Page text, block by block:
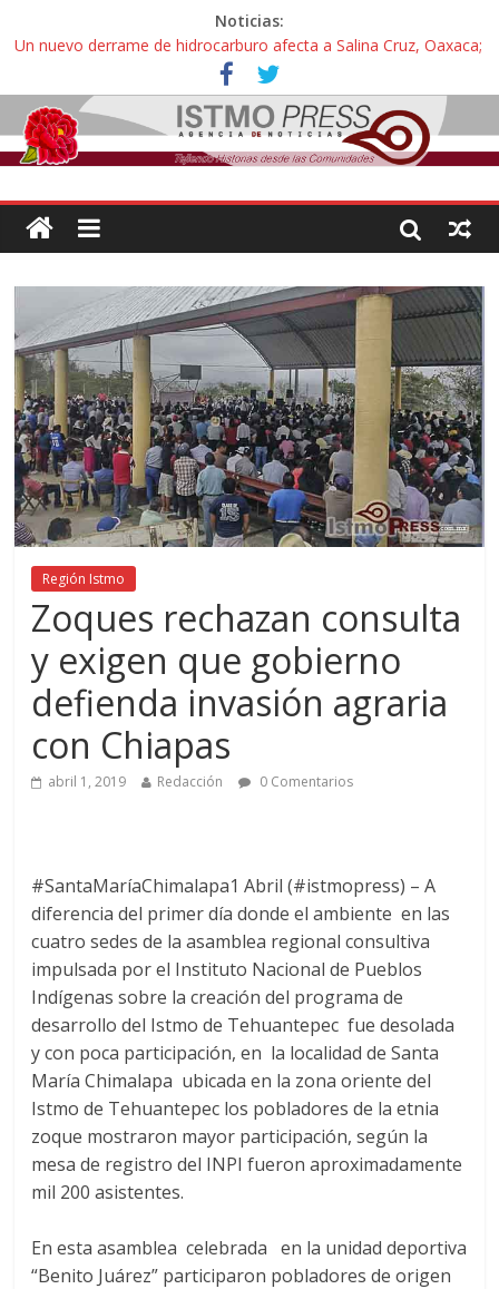
Noticias:
Un nuevo derrame de hidrocarburo afecta a Salina Cruz, Oaxaca;
ahora pescadores de Salinas del Marqués denuncian daños de
Pemex
Ángel, el joven autista expulsado por la Universidad Bienestar de
Ixtepec, Oaxaca vuelve a las aulas tras amparo
Familiares de periodista Alejandro Leyva se reúnen con titular de
intelectuales de su asesinato
Alertan pescadores de Juchitán, Oaxaca de nuevo despojo de su
Pescadores y comuneros ikoots detienen la extracción ilegal de
material pétreo de gravera Oyamel
Región Istmo
Zoques rechazan consulta
y exigen que gobierno
defienda invasión agraria
con Chiapas
abril 1, 2019 Redacción 0 Comentarios
#SantaMaríaChimalapa1 Abril (#istmopress) – A
diferencia del primer día donde el ambiente en las
cuatro sedes de la asamblea regional consultiva
impulsada por el Instituto Nacional de Pueblos
Indígenas sobre la creación del programa de
desarrollo del Istmo de Tehuantepec fue desolada
y con poca participación, en la localidad de Santa
María Chimalapa ubicada en la zona oriente del
Istmo de Tehuantepec los pobladores de la etnia
zoque mostraron mayor participación, según la
mesa de registro del INPI fueron aproximadamente
mil 200 asistentes.
En esta asamblea celebrada en la unidad deportiva
“Benito Juárez” participaron pobladores de origen